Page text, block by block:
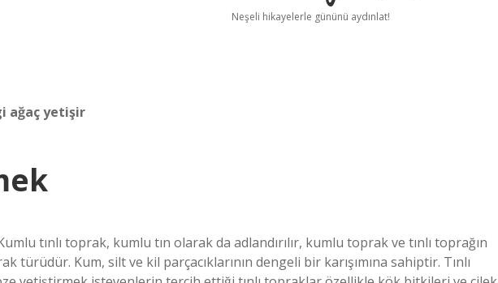
Neşeli hikayelerle gününü aydınlat!
ağaç yetişir
tınlı toprak, kumlu tın olarak da adlandırılır, kumlu toprak ve tınlı toprağın
Kum, silt ve kil parçacıklarının dengeli bir karışımına sahiptir. Tınlı